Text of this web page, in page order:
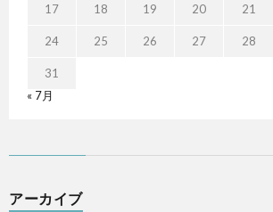
17 18 19 20 21
24 25 26 27 28
31
« 7月
アーカイブ